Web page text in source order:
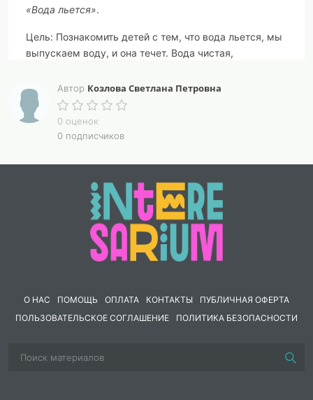
«Вода льется».
Цель: Познакомить детей с тем, что вода льется, мы
выпускаем воду, и она течет. Вода чистая,
смывает грязь. Воду надо беречь.
Оборудование: тазик, салфетки, мыло.
Словарная работа: льется, чистая, прозрачная,
Ход и руководство:
Воспитатель вносит тазик с чистой водой. И
предлагает поиграть с ней, читая стихотворение:
Водичка, водичка, умой мое личико,
Чтоб щечки горели,
Дети прыскаются в воде, пропускают ее через руки.
Автор Козлова Светлана Петровна
0 оценок
0 подписчиков
О НАС ПОМОЩЬ ОПЛАТА КОНТАКТЫ
ПУБЛИЧНАЯ ОФЕРТА
ПОЛЬЗОВАТЕЛЬСКОЕ СОГЛАШЕНИЕ
ПОЛИТИКА БЕЗОПАСНОСТИ